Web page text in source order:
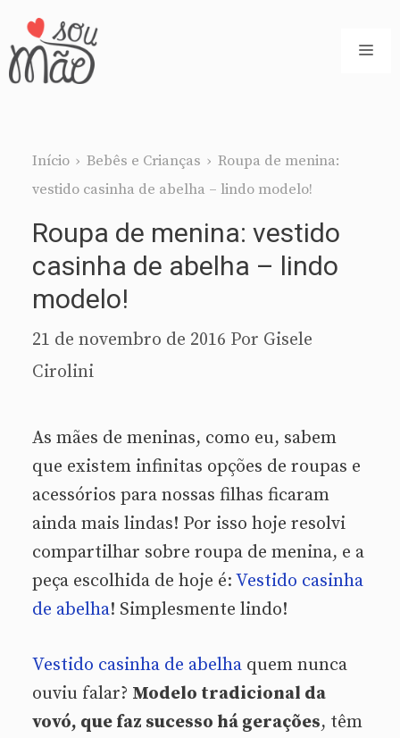
Pular
para
Início › Bebês e Crianças › Roupa de menina:
vestido casinha de abelha – lindo modelo!
Roupa de menina: vestido
casinha de abelha – lindo
modelo!
21 de novembro de 2016 Por Gisele
Cirolini
As mães de meninas, como eu, sabem
que existem infinitas opções de roupas e
acessórios para nossas filhas ficaram
ainda mais lindas! Por isso hoje resolvi
compartilhar sobre roupa de menina, e a
peça escolhida de hoje é: Vestido casinha
de abelha! Simplesmente lindo!
Vestido casinha de abelha quem nunca
ouviu falar? Modelo tradicional da
vovó, que faz sucesso há gerações, têm